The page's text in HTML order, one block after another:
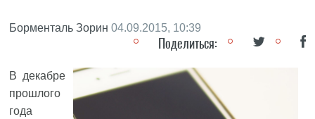
Борменталь Зорин 04.09.2015, 10:39
Поделиться:
В декабре
прошлого
года